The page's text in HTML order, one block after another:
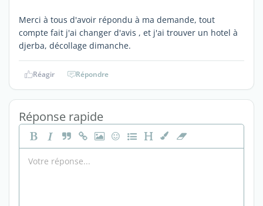
Merci à tous d'avoir répondu à ma demande, tout
compte fait j'ai changer d'avis , et j'ai trouver un hotel à
djerba, décollage dimanche.
Réagir Répondre
Réponse rapide